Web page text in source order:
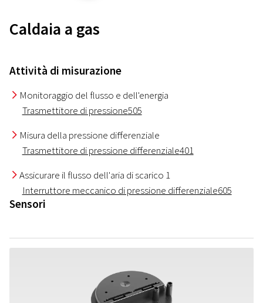
Caldaia a gas
Attività di misurazione
I Monitoraggio del flusso e dell'energia
Trasmettitore di pressione505
I Misura della pressione differenziale
Trasmettitore di pressione differenziale401
I Assicurare il flusso dell'aria di scarico 1
Interruttore meccanico di pressione differenziale605
Sensori